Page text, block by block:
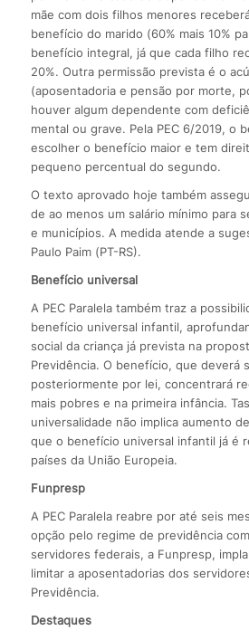
mãe com dois filhos menores
benefício do marido (60% mais 10%
benefício integral, já que cada filho
20%. Outra permissão prevista é o
(aposentadoria e pensão por morte,
houver algum dependente com
mental ou grave. Pela PEC 6/2019, o
escolher o benefício maior e tem
pequeno percentual do segundo.
O texto aprovado hoje também
de ao menos um salário mínimo para
e municípios. A medida atende a
Paulo Paim (PT-RS).
Benefício universal
A PEC Paralela também traz a
benefício universal infantil,
social da criança já prevista na
Previdência. O benefício, que deverá
posteriormente por lei, concentrará
mais pobres e na primeira infância.
universalidade não implica aumento
que o benefício universal infantil já é
países da União Europeia.
Funpresp
A PEC Paralela reabre por até seis
opção pelo regime de previdência
servidores federais, a Funpresp,
limitar a aposentadorias dos
Previdência.
Destaques